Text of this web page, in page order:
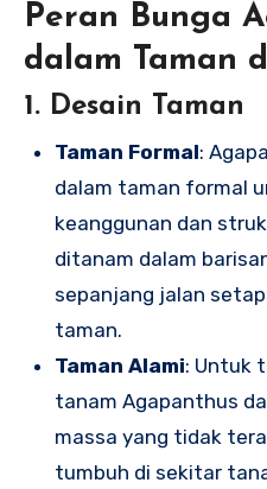
Peran Bunga
dalam Taman
1. Desain Taman
Taman Formal:
dalam taman formal
keanggunan dan
ditanam dalam
sepanjang jalan
taman.
Taman Alami: Untuk
tanam Agapanthus
massa yang tidak
tumbuh di sekitar